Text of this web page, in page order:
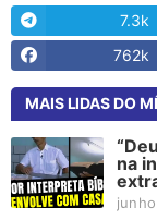
7.3k
762k
MAIS LIDAS DO
na